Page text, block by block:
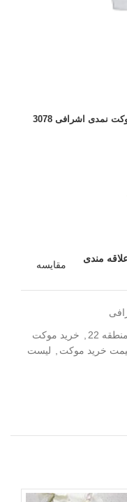
نمدی اشرافی 3078
مندی
مقایسه
22
خرید موکت
خرید موکت
لیست